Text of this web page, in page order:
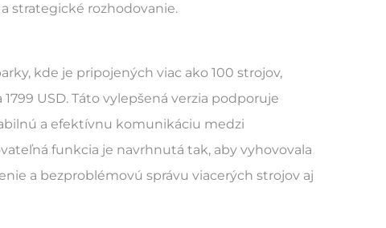
strategické rozhodovanie.
kde je pripojených viac ako 100 strojov,
USD. Táto vylepšená verzia podporuje
a efektívnu komunikáciu medzi
funkcia je navrhnutá tak, aby vyhovovala
a bezproblémovú správu viacerých strojov aj